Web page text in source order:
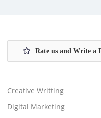
Rate us and Write a
Creative Writting
Digital Marketing